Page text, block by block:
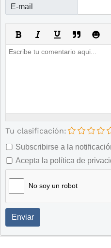
E-mail
Tu clasificación:
Subscribirse a la
Acepta la política de
No soy un robot
Enviar